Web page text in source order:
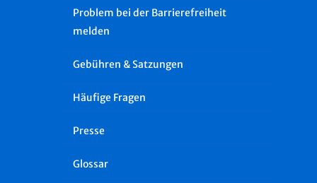
Problem bei der Barrierefreiheit
melden
Gebühren & Satzungen
Häufige Fragen
Presse
Glossar